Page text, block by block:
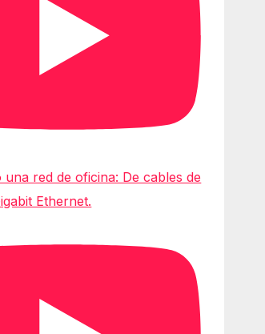
una red de oficina: De cables de
Ethernet.